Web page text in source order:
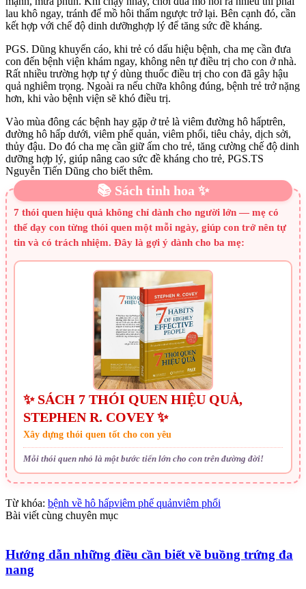
lau khô ngay, tránh để mồ hôi thấm ngược trở lại. Bên cạnh đó, cần
kết hợp với chế độ dinh dưỡnghợp lý để tăng sức đề kháng.
PGS. Dũng khuyến cáo, khi trẻ có dấu hiệu bệnh, cha mẹ cần đưa
con đến bệnh viện khám ngay, không nên tự điều trị cho con ở nhà.
Rất nhiều trường hợp tự ý dùng thuốc điều trị cho con đã gây hậu
quả nghiêm trọng. Ngoài ra nếu chữa không đúng, bệnh trẻ trở nặng
hơn, khi vào bệnh viện sẽ khó điều trị.
Vào mùa đông các bệnh hay gặp ở trẻ là viêm đường hô hấptrên,
đường hô hấp dưới, viêm phế quản, viêm phổi, tiêu chảy, dịch sởi,
thủy đậu. Do đó cha mẹ cần giữ ấm cho trẻ, tăng cường chế độ dinh
dưỡng hợp lý, giúp nâng cao sức đề kháng cho trẻ, PGS.TS
Nguyễn Tiến Dũng cho biết thêm.
📚 Sách tinh hoa ✨
7 thói quen hiệu quả không chỉ dành cho người lớn — mẹ có
thể dạy con từng thói quen một mỗi ngày, giúp con trở nên tự
tin và có trách nhiệm. Đây là gợi ý dành cho ba mẹ:
✨ SÁCH 7 THÓI QUEN HIỆU QUẢ,
STEPHEN R. COVEY ✨
Xây dựng thói quen tốt cho con yêu
Mỗi thói quen nhỏ là một bước tiến lớn cho con trên đường đời!
Từ khóa: bệnh về hô hấpviêm phế quảnviêm phổi
Bài viết cùng chuyên mục
Hướng dẫn những điều cần biết về buồng trứng đa
nang